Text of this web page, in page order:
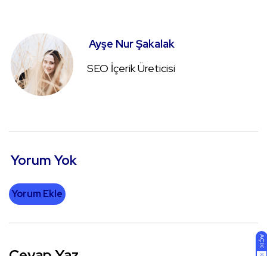
AÇIK
Ayşe Nur Şakalak
SEO İçerik Üreticisi
Yorum Yok
Yorum Ekle